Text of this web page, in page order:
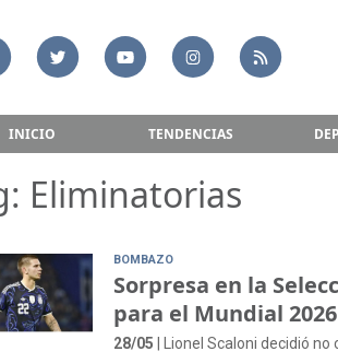
INICIO TENDENCIAS
Eliminatorias
BOMBAZO
Sorpresa en la
para el Mundial 2026
28/05 | Lionel Scaloni decidió